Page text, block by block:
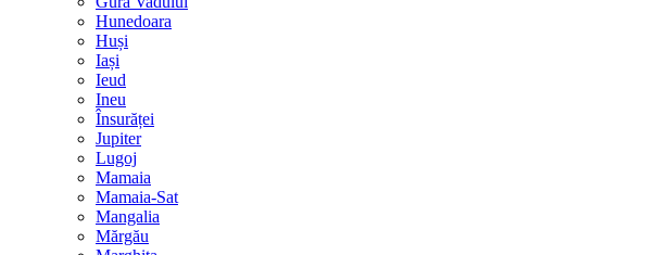
Hunedoara
Huși
Iași
Ieud
Ineu
Însurăței
Jupiter
Lugoj
Mamaia
Mamaia-Sat
Mangalia
Mărgău